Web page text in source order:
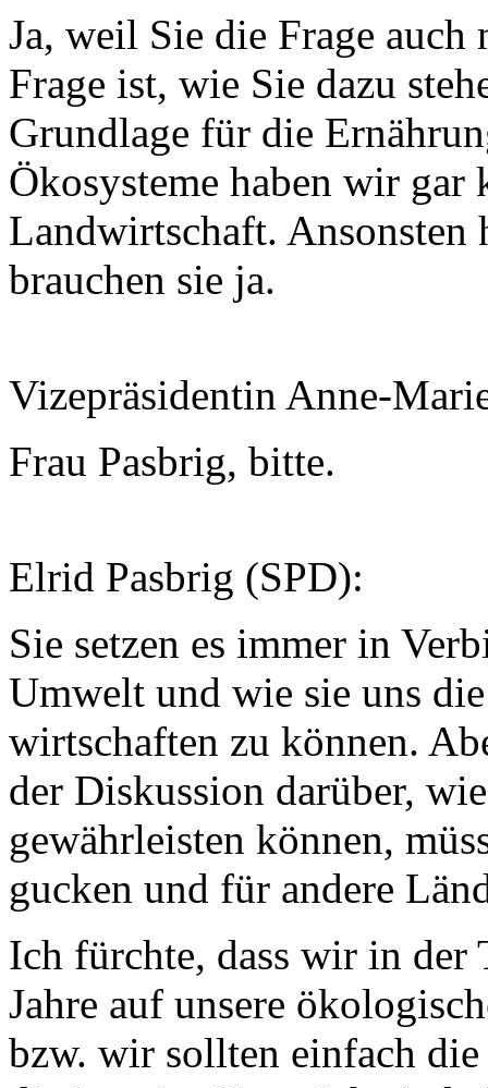
Ja, weil Sie die Frage
Frage ist, wie Sie dazu
Grundlage für die
Ökosysteme haben wir gar
Landwirtschaft.
brauchen sie ja.
Vizepräsidentin Anne-
Frau Pasbrig, bitte.
Elrid Pasbrig (SPD):
Sie setzen es immer in
Umwelt und wie sie uns
wirtschaften zu können.
der Diskussion darüber,
gewährleisten können,
gucken und für andere
Ich fürchte, dass wir in der
Jahre auf unsere
bzw. wir sollten einfach